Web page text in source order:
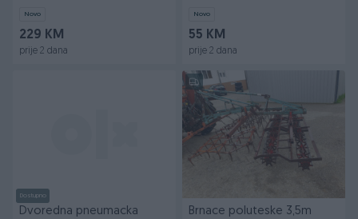
Novo
229 KM
prije 2 dana
Novo
55 KM
prije 2 dana
Dostupno
Dvoredna pneumacka
Brnace poluteske 3,5m